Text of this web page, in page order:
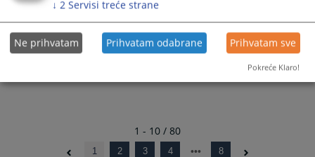
1 - 10 / 80
1 2 3 4 8
↓ 2 Servisi treće strane
Ne prihvatam Prihvatam odabrane Prihvatam sve
Pokreće Klaro!